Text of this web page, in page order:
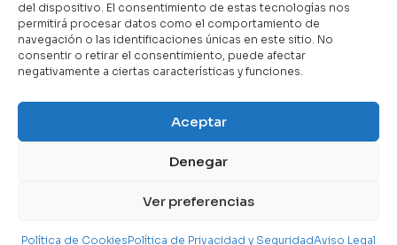
del dispositivo. El consentimiento de estas tecnologías nos
permitirá procesar datos como el comportamiento de
navegación o las identificaciones únicas en este sitio. No
consentir o retirar el consentimiento, puede afectar
negativamente a ciertas características y funciones.
Aceptar
Denegar
Ver preferencias
Política de CookiesPolítica de Privacidad y SeguridadAviso Legal
Novedades
Copyright © 2025 Books & Co. Todos los derechos